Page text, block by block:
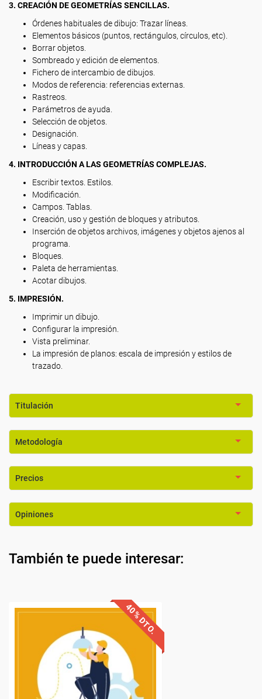
3. CREACIÓN DE GEOMETRÍAS SENCILLAS.
Órdenes habituales de dibujo: Trazar líneas.
Elementos básicos (puntos, rectángulos, círculos, etc).
Borrar objetos.
Sombreado y edición de elementos.
Fichero de intercambio de dibujos.
Modos de referencia: referencias externas.
Rastreos.
Parámetros de ayuda.
Selección de objetos.
Designación.
Líneas y capas.
4. INTRODUCCIÓN A LAS GEOMETRÍAS COMPLEJAS.
Escribir textos. Estilos.
Modificación.
Campos. Tablas.
Creación, uso y gestión de bloques y atributos.
Inserción de objetos archivos, imágenes y objetos ajenos al
programa.
Bloques.
Paleta de herramientas.
Acotar dibujos.
5. IMPRESIÓN.
Imprimir un dibujo.
Configurar la impresión.
Vista preliminar.
La impresión de planos: escala de impresión y estilos de
trazado.
Titulación
Metodología
Precios
Opiniones
También te puede interesar: